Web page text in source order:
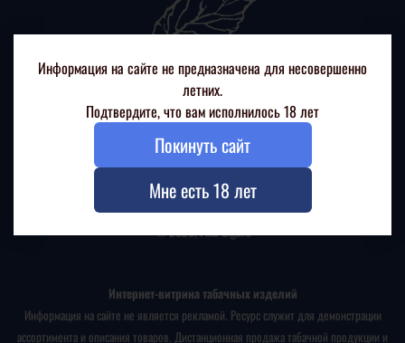
+7(926) 217 88 99
г. Москва, Ленинский проспект, д. 68/10
© 2026, Fine Cigars
Интернет-витрина табачных изделий
Информация на сайте не является рекламой. Ресурс служит для демонстрации
ассортимента и описания товаров. Дистанционная продажа табачной продукции и
Информация на сайте не предназначена для несовершенно
летних.
Подтвердите, что вам исполнилось 18 лет
Покинуть сайт
Мне есть 18 лет